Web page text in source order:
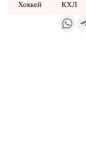
Хоккей КХЛ